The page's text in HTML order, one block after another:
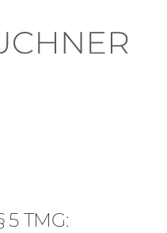
TMG: